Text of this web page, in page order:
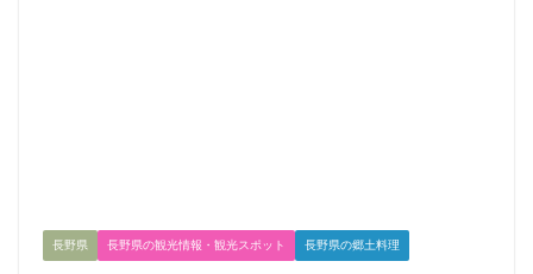
長野県 長野県の観光情報・観光スポット 長野県の郷土料理